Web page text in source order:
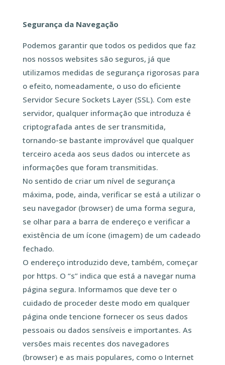
Segurança da Navegação
Podemos garantir que todos os pedidos que faz
nos nossos websites são seguros, já que
utilizamos medidas de segurança rigorosas para
o efeito, nomeadamente, o uso do eficiente
Servidor Secure Sockets Layer (SSL). Com este
servidor, qualquer informação que introduza é
criptografada antes de ser transmitida,
tornando-se bastante improvável que qualquer
terceiro aceda aos seus dados ou intercete as
informações que foram transmitidas.
No sentido de criar um nível de segurança
máxima, pode, ainda, verificar se está a utilizar o
seu navegador (browser) de uma forma segura,
se olhar para a barra de endereço e verificar a
existência de um ícone (imagem) de um cadeado
fechado.
O endereço introduzido deve, também, começar
por https. O “s” indica que está a navegar numa
página segura. Informamos que deve ter o
cuidado de proceder deste modo em qualquer
página onde tencione fornecer os seus dados
pessoais ou dados sensíveis e importantes. As
versões mais recentes dos navegadores
(browser) e as mais populares, como o Internet